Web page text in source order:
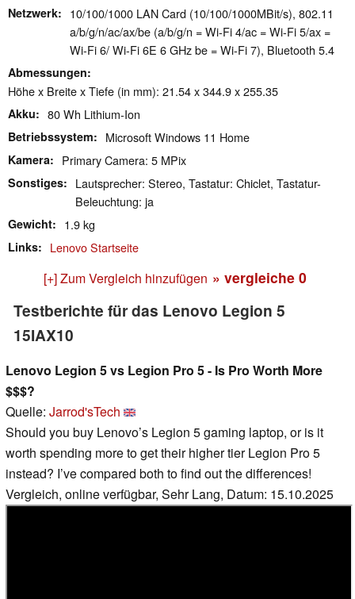
Netzwerk
10/100/1000 LAN Card (10/100/1000MBit/s), 802.11
a/​b/​g/​n/​ac/​ax/​be (a/b/g/n = Wi-Fi 4/ac = Wi-Fi 5/ax =
Wi-Fi 6/ Wi-Fi 6E 6 GHz be = Wi-Fi 7), Bluetooth 5.4
Abmessungen
Höhe x Breite x Tiefe (in mm): 21.54 x 344.9 x 255.35
Akku 80 Wh Lithium-Ion
Betriebssystem Microsoft Windows 11 Home
Kamera Primary Camera: 5 MPix
Sonstiges
Lautsprecher: Stereo, Tastatur: Chiclet, Tastatur-
Beleuchtung: ja
Gewicht 1.9 kg
Links Lenovo Startseite
[+] Zum Vergleich hinzufügen » vergleiche 0
Testberichte für das Lenovo Legion 5
15IAX10
Lenovo Legion 5 vs Legion Pro 5 - Is Pro Worth More
$$$?
Quelle: Jarrod'sTech
Should you buy Lenovo’s Legion 5 gaming laptop, or is it
worth spending more to get their higher tier Legion Pro 5
instead? I’ve compared both to find out the differences!
Vergleich, online verfügbar, Sehr Lang, Datum: 15.10.2025